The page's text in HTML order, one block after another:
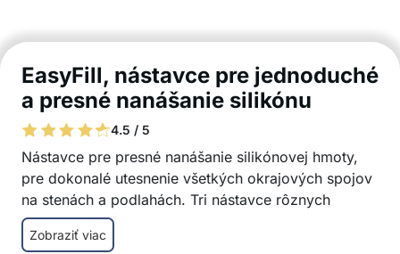
EasyFill, nástavce pre jednoduché
a presné nanášanie silikónu
4.5 / 5
Nástavce pre presné nanášanie silikónovej hmoty,
pre dokonalé utesnenie všetkých okrajových spojov
na stenách a podlahách. Tri nástavce rôznych
rozmerov EasyFill sú vyrobené zo špeciálneho
materiálu, ktorý sa ľahko čistí zo zvyškov silikónu a
Zobraziť viac